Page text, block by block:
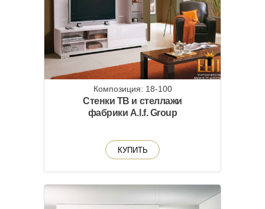
Композиция: 18-100
Стенки ТВ и стеллажи
фабрики A.l.f. Group
КУПИТЬ